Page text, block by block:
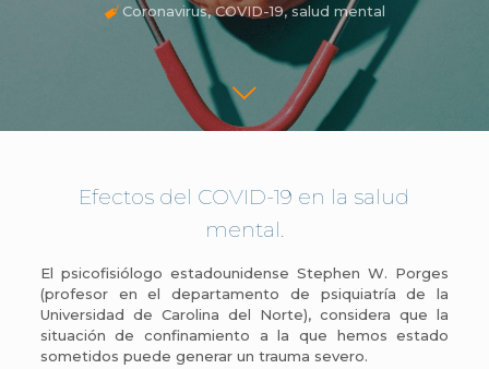
Coronavirus,COVID-19,salud mental
Efectos del COVID-19 en la salud
mental.
El psicofisiólogo estadounidense Stephen W. Porges
(profesor en el departamento de psiquiatría de la
Universidad de Carolina del Norte), considera que la
situación de confinamiento a la que hemos estado
sometidos puede generar un trauma severo.